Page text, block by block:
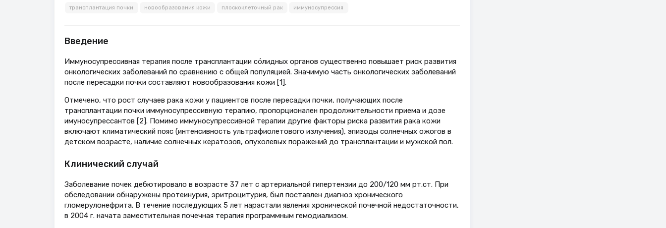
трансплантация почки новообразования кожи плоскоклеточный рак иммуносупрессия
Введение
Иммуносупрессивная терапия после трансплантации сόлидных органов существенно повышает риск развития
онкологических заболеваний по сравнению с общей популяцией. Значимую часть онкологических заболеваний
после пересадки почки составляют новообразования кожи [1].
Отмечено, что рост случаев рака кожи у пациентов после пересадки почки, получающих после
трансплантации почки иммуносупрессивную терапию, пропорционален продолжительности приема и дозе
имуносупрессантов [2]. Помимо иммуносупрессивной терапии другие факторы риска развития рака кожи
включают климатический пояс (интенсивность ультрафиолетового излучения), эпизоды солнечных ожогов в
детском возрасте, наличие солнечных кератозов, опухолевых поражений до трансплантации и мужской пол.
Клинический случай
Заболевание почек дебютировало в возрасте 37 лет с артериальной гипертензии до 200/120 мм рт.ст. При
обследовании обнаружены протеинурия, эритроцитурия, был поставлен диагноз хронического
гломерулонефрита. В течение последующих 5 лет нарастали явления хронической почечной недостаточности,
в 2004 г. начата заместительная почечная терапия программным гемодиализом.